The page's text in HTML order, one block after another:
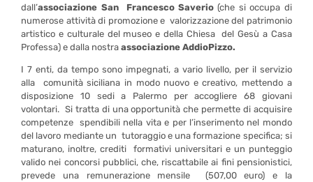
dall’associazione San Francesco Saverio(che si occupa di
numerose attività di promozione e valorizzazione del patrimonio
artistico e culturale del museo e della Chiesa del Gesù a Casa
Professa) e dalla nostraassociazione AddioPizzo.
I 7 enti, da tempo sono impegnati, a vario livello, per il servizio
alla comunità siciliana in modo nuovo e creativo, mettendo a
disposizione 10 sedi a Palermo per accogliere 68 giovani
volontari. Si tratta di una opportunità che permette di acquisire
competenze spendibili nella vita e per l’inserimento nel mondo
del lavoro mediante un tutoraggio e una formazione specifica; si
maturano, inoltre, crediti formativi universitari e un punteggio
valido nei concorsi pubblici, che, riscattabile ai fini pensionistici,
prevede una remunerazione mensile (507,00 euro) e la